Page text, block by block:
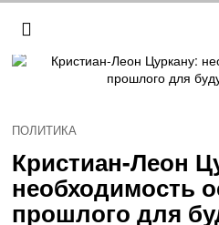
ПОЛИТИКА
Кристиан-Леон
необходимость
прошлого для